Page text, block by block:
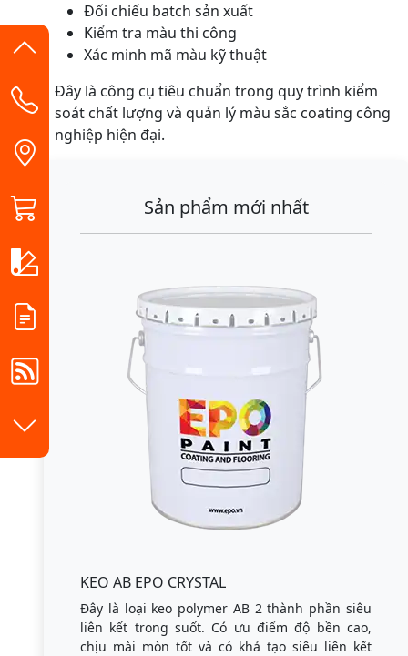
Đối chiếu batch sản xuất
Kiểm tra màu thi công
Xác minh mã màu kỹ thuật
Đây là công cụ tiêu chuẩn trong quy trình kiểm
soát chất lượng và quản lý màu sắc coating công
nghiệp hiện đại.
Sản phẩm mới nhất
KEO AB EPO CRYSTAL
Đây là loại keo polymer AB 2 thành phần siêu
liên kết trong suốt. Có ưu điểm độ bền cao,
chịu mài mòn tốt và có khả tạo siêu liên kết